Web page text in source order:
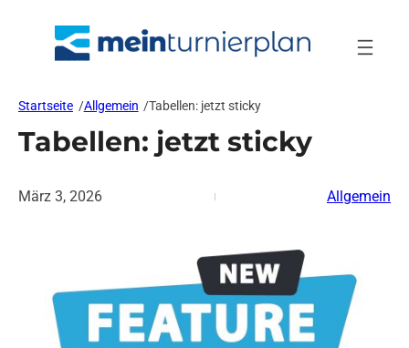
Startseite /Allgemein /Tabellen: jetzt sticky
Tabellen: jetzt sticky
März 3, 2026 Allgemein